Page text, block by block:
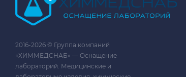
2016-2026 © Группа компаний
«ХИММЕДСНАБ» — Оснащение
лабораторий. Медицинские и